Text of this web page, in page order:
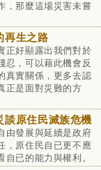
，那麼這場災害未嘗
再生之路
正好顯露出我們對於
忍，可以藉此機會反
真實關係，更多去認
正是面對災難的方
談原住民滅族危機
由發展與延續是政府
，原住民自已更不應
自已的能力與權利。